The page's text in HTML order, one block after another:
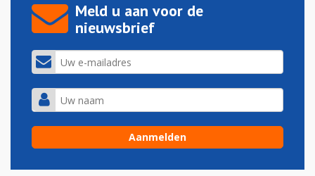
Meld u aan voor de
nieuwsbrief